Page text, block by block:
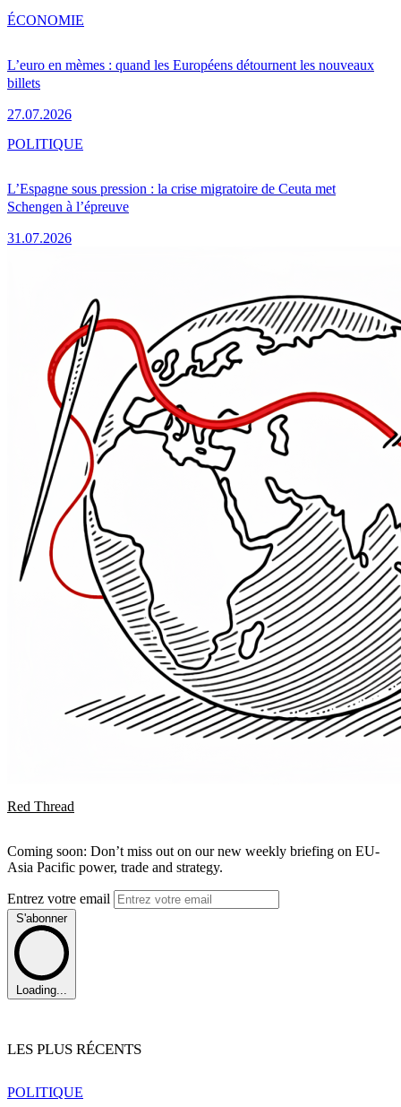
L’euro en mèmes : quand les Européens détournent les nouveaux
billets
27.07.2026
ÉCONOMIE
L’Espagne sous pression : la crise migratoire de Ceuta met
Schengen à l’épreuve
31.07.2026
POLITIQUE
Red Thread
Coming soon: Don’t miss out on our new weekly briefing on EU-
Asia Pacific power, trade and strategy.
Entrez votre email
S'abonner
Loading...
LES PLUS RÉCENTS
POLITIQUE